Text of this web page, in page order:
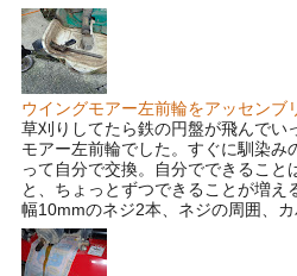
ウイングモアー左前輪をアッセンブ
草刈りしてたら鉄の円盤が飛んでい
モアー左前輪でした。すぐに馴染み
って自分で交換。自分でできること
と、ちょっとずつできることが増
幅10mmのネジ2本、ネジの周囲、カ